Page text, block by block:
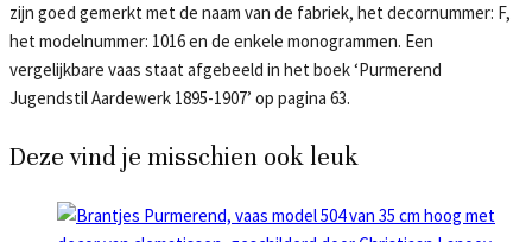
zijn goed gemerkt met de naam van de fabriek, het decornummer: F,
het modelnummer: 1016 en de enkele monogrammen. Een
vergelijkbare vaas staat afgebeeld in het boek ‘Purmerend
Jugendstil Aardewerk 1895-1907’ op pagina 63.
Deze vind je misschien ook leuk